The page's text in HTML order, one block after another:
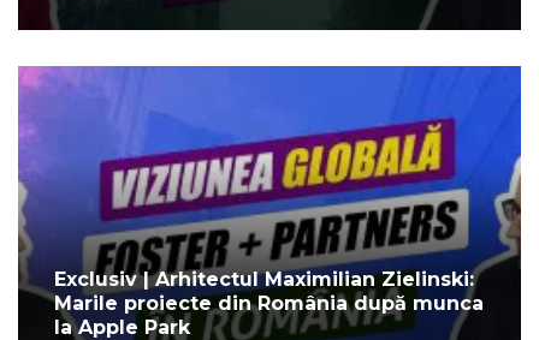
Exclusiv | Arhitectul Maximilian Zielinski:
Marile proiecte din România după munca
la Apple Park